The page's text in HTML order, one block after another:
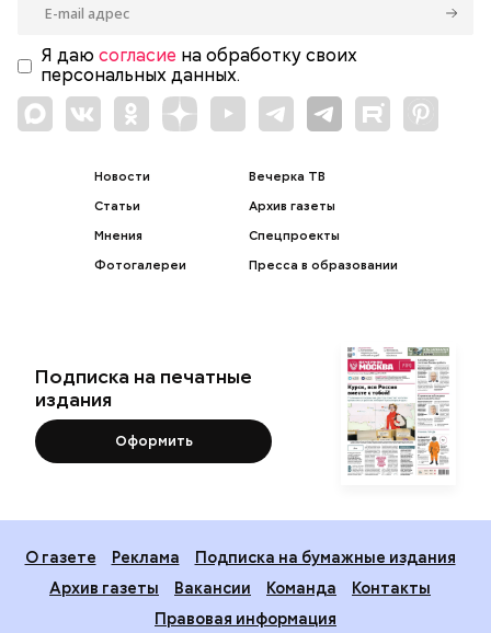
Я даю согласие на обработку своих
персональных данных.
Новости
Статьи
Мнения
Фотогалереи
Вечерка ТВ
Архив газеты
Спецпроекты
Пресса в образовании
Подписка на печатные
издания
Оформить
О газете Реклама
Подписка на бумажные издания
Архив газеты
Вакансии Команда
Контакты
Правовая информация